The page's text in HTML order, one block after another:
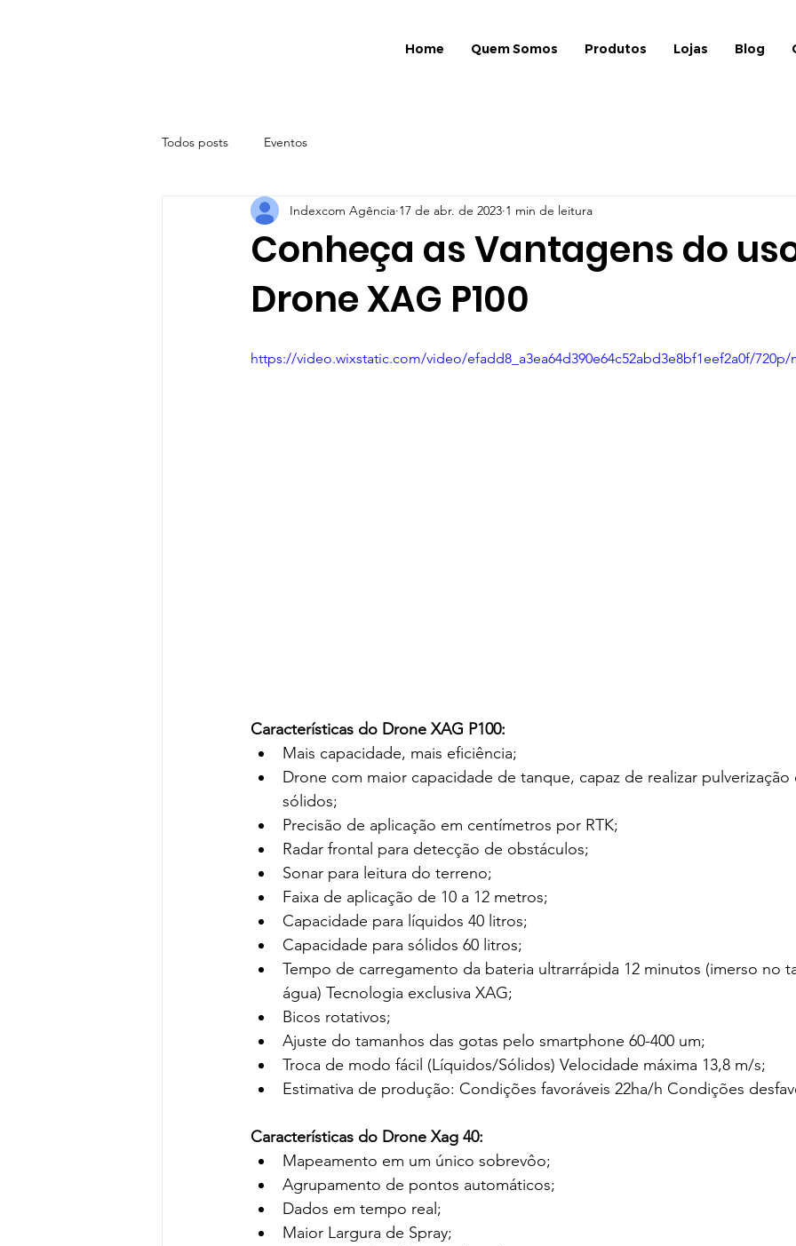
Home Quem Somos Produtos Lojas Blog
Todos posts Eventos
Conheça as Vantagens do
Drone XAG P100
Indexcom Agência 17 de abr. de 2023 1 min de leitura
https://video.wixstatic.com/video/efadd8_a3ea64d390e64c52abd3e8bf1eef2a0f/
Características do Drone XAG P100:
Mais capacidade, mais eficiência;
Drone com maior capacidade de tanque, capaz de realizar pulverização
sólidos;
Precisão de aplicação em centímetros por RTK;
Radar frontal para detecção de obstáculos;
Sonar para leitura do terreno;
Faixa de aplicação de 10 a 12 metros;
Capacidade para líquidos 40 litros;
Capacidade para sólidos 60 litros;
Tempo de carregamento da bateria ultrarrápida 12 minutos (imerso no
água) Tecnologia exclusiva XAG;
Bicos rotativos;
Ajuste do tamanhos das gotas pelo smartphone 60-400 um;
Troca de modo fácil (Líquidos/Sólidos) Velocidade máxima 13,8 m/s;
Estimativa de produção: Condições favoráveis 22ha/h Condições
Características do Drone Xag 40:
Mapeamento em um único sobrevôo;
Agrupamento de pontos automáticos;
Dados em tempo real;
Maior Largura de Spray;